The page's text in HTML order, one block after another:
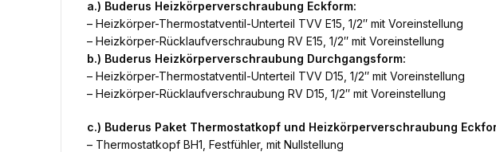
a.) Buderus Heizkörperverschraubung Eckform:
– Heizkörper-Thermostatventil-Unterteil TVV E15, 1/2″ mit Voreinstellung
– Heizkörper-Rücklaufverschraubung RV E15, 1/2″ mit Voreinstellung
b.) Buderus Heizkörperverschraubung Durchgangsform:
– Heizkörper-Thermostatventil-Unterteil TVV D15, 1/2″ mit Voreinstellung
– Heizkörper-Rücklaufverschraubung RV D15, 1/2″ mit Voreinstellung
c.) Buderus Paket Thermostatkopf und Heizkörperverschraubung
– Thermostatkopf BH1, Festfühler, mit Nullstellung